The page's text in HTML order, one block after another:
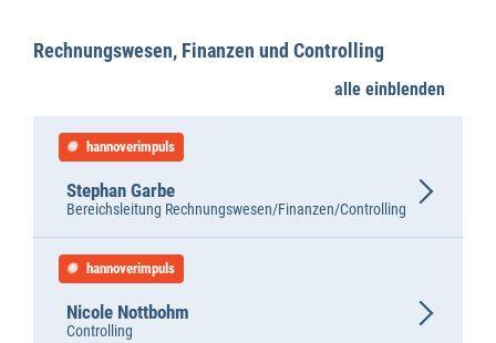
Rechnungswesen, Finanzen und Controlling
alle einblenden
hannoverimpuls
Bereichsleitung Rechnungswesen/Finanzen/Controlling
Stephan Garbe
hannoverimpuls
Controlling
Nicole Nottbohm